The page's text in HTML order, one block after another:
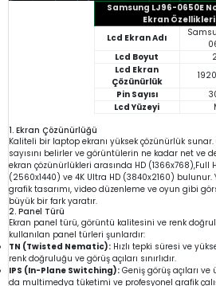
Samsung LJ96-0650E
Ekran Özellikleri
Lcd Ekran Adı
Lcd Boyut
Lcd Ekran
Çözünürlük
Pin Sayısı
Lcd Yüzeyi
1. Ekran Çözünürlüğü
Kaliteli bir laptop ekranı yüksek çözünürlük
sayısını belirler ve görüntülerin ne kadar net ve
ekran çözünürlükleri arasında HD (1366x768),Full
(2560x1440) ve 4K Ultra HD (3840x2160) bulunur.
grafik tasarımı, video düzenleme ve oyun gibi
büyük bir fark yaratır.
2. Panel Türü
Ekran panel türü, görüntü kalitesini ve renk
kullanılan panel türleri şunlardır:
TN (Twisted Nematic): Hızlı tepki süresi ve
renk doğruluğu ve görüş açıları sınırlıdır.
IPS (In-Plane Switching): Geniş görüş açıları
da multimedya tüketimi ve profesyonel grafik